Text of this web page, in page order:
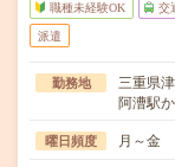
職種未経験OK 交
派遣
勤務地
三重県
阿漕駅
曜日頻度 月～金